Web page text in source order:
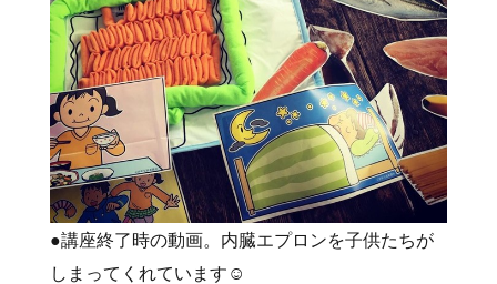
●講座終了時の動画。内臓エプロンを子供たちが
しまってくれています☺️